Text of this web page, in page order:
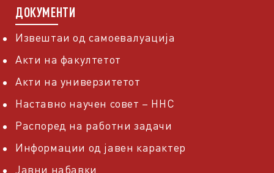
ДОКУМЕНТИ
Извештаи од самоевалуација
Акти на факултетот
Акти на универзитетот
Наставно научен совет – ННС
Распоред на работни задачи
Информации од јавен карактер
Јавни набавки